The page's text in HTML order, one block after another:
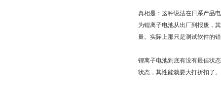
真相是：这种说法在日系产品
为锂离子电池从出厂到报废，
量。实际上那只是测试软件的
锂离子电池到底有没有最佳状
状态，其性能就要大打折扣了